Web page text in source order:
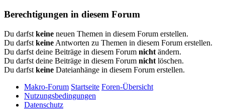
Berechtigungen in diesem Forum
Du darfst keine neuen Themen in diesem Forum erstellen.
Du darfst keine Antworten zu Themen in diesem Forum erstellen.
Du darfst deine Beiträge in diesem Forum nicht ändern.
Du darfst deine Beiträge in diesem Forum nicht löschen.
Du darfst keine Dateianhänge in diesem Forum erstellen.
Makro-Forum Startseite Foren-Übersicht
Nutzungsbedingungen
Datenschutz